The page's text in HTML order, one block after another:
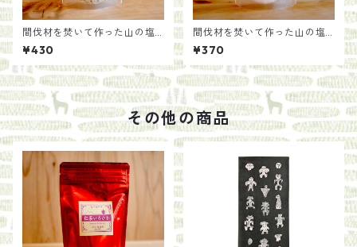
間伐材を焚いて作った山の塩
【ハーブのお塩】
¥430
間伐材を焚いて作った山の塩
【黒塩】
¥370
その他の商品